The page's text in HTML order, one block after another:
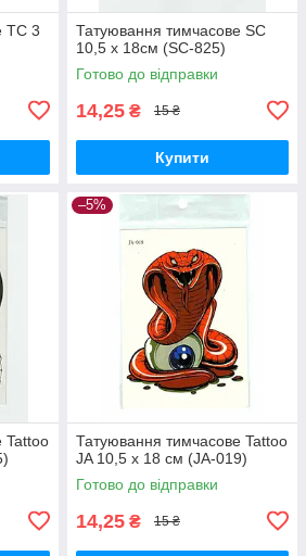
TC 3
Татуювання тимчасове SC
10,5 х 18см (SC-825)
Готово до відправки
14,25 ₴ 15 ₴
Купити
Tattoo
–5%
Татуювання тимчасове Tattoo
JA 10,5 х 18 см (JA-019)
Готово до відправки
14,25 ₴ 15 ₴